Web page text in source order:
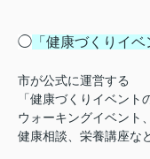
◯ 「健康づくりイ
市が公式に運営する
「健康づくりイベント
ウォーキングイベント、
健康相談、栄養講座な